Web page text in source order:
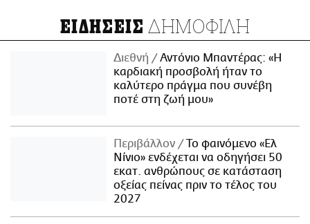
ΕΙΔΗΣΕΙΣ ΔΗΜΟΦΙΛΗ
Διεθνή
Αντόνιο Μπαντέρας: «Η
καρδιακή προσβολή ήταν το
καλύτερο πράγμα που συνέβη
ποτέ στη ζωή μου»
Περιβάλλον
Το φαινόμενο «Ελ
Νίνιο» ενδέχεται να οδηγήσει 50
εκατ. ανθρώπους σε κατάσταση
οξείας πείνας πριν το τέλος του
2027